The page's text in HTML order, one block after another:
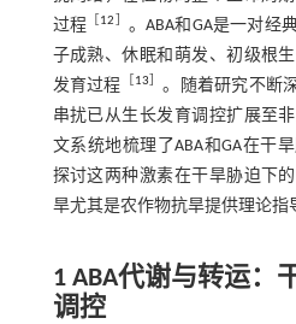
过程
12
。ABA和GA是一对经
子成熟、休眠和萌发、初级根
发育过程
13
。随着研究不断
串扰已从生长发育调控扩展至
文系统地梳理了ABA和GA在干
探讨这两种激素在干旱胁迫下
旱尤其是农作物抗旱提供理论指
1 ABA代谢与转运：
调控